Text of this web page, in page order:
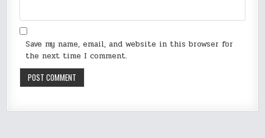
Save my name, email, and website in this browser for
the next time I comment.